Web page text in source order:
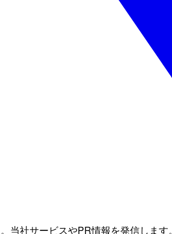
当社サービスやPR情報を発信します。